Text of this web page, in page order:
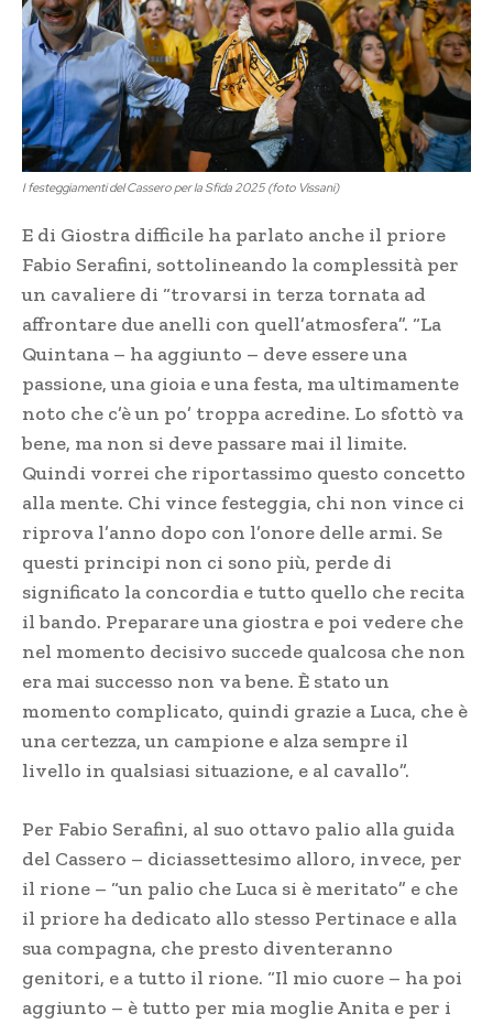
I festeggiamenti del Cassero per la Sfida 2025 (foto Vissani)
E di Giostra difficile ha parlato anche il priore
Fabio Serafini, sottolineando la complessità per
un cavaliere di “trovarsi in terza tornata ad
affrontare due anelli con quell’atmosfera”. “La
Quintana – ha aggiunto – deve essere una
passione, una gioia e una festa, ma ultimamente
noto che c’è un po’ troppa acredine. Lo sfottò va
bene, ma non si deve passare mai il limite.
Quindi vorrei che riportassimo questo concetto
alla mente. Chi vince festeggia, chi non vince ci
riprova l’anno dopo con l’onore delle armi. Se
questi principi non ci sono più, perde di
significato la concordia e tutto quello che recita
il bando. Preparare una giostra e poi vedere che
nel momento decisivo succede qualcosa che non
era mai successo non va bene. È stato un
momento complicato, quindi grazie a Luca, che è
una certezza, un campione e alza sempre il
livello in qualsiasi situazione, e al cavallo”.
Per Fabio Serafini, al suo ottavo palio alla guida
del Cassero – diciassettesimo alloro, invece, per
il rione – “un palio che Luca si è meritato” e che
il priore ha dedicato allo stesso Pertinace e alla
sua compagna, che presto diventeranno
genitori, e a tutto il rione. “Il mio cuore – ha poi
aggiunto – è tutto per mia moglie Anita e per i